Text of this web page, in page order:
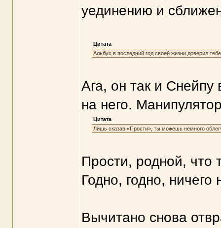
уединению и
Цитата
Альбус в последний год своей жизни доверил
Ага, он так и Снейпу
на него.
Цитата
Лишь сказав «Прости», ты можешь немного
Прости, родной, что
Годно, годно,
Вычитано снова